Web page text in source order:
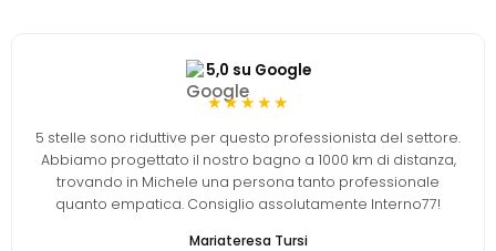
5,0 su Google
★★★★★
5 stelle sono riduttive per questo professionista del settore.
Abbiamo progettato il nostro bagno a 1000 km di distanza,
trovando in Michele una persona tanto professionale
quanto empatica. Consiglio assolutamente Interno77!
Mariateresa Tursi